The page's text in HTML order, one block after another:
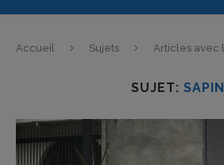
Accueil Sujets Articles avec
SUJET: SAPIN